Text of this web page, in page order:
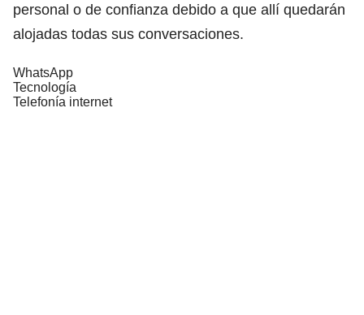
personal o de confianza debido a que allí quedarán
alojadas todas sus conversaciones.
WhatsApp
Tecnología
Telefonía internet